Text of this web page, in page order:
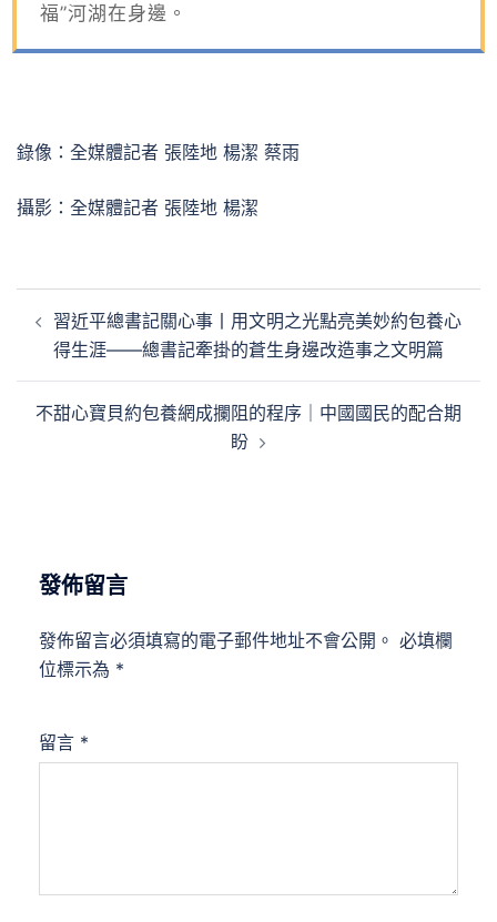
福”河湖在身邊。
錄像：全媒體記者 張陸地 楊潔 蔡雨
攝影：全媒體記者 張陸地 楊潔
章 習近平總書記關心事丨用文明之光點亮美妙約包養心
得生涯——總書記牽掛的蒼生身邊改造事之文明篇
不甜心寶貝約包養網成攔阻的程序｜中國國民的配合期
盼
發佈留言
發佈留言必須填寫的電子郵件地址不會公開。 必填欄
位標示為 *
留言 *